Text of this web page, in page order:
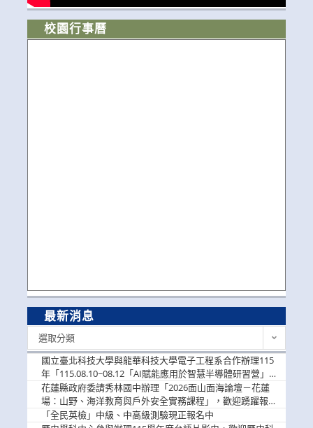
校園行事曆
最新消息
選取分類
國立臺北科技大學與龍華科技大學電子工程系合作辦理115
年「115.08.10~08.12「AI賦能應用於智慧半導體研習營」，
歡迎學生踴躍報名參加
花蓮縣政府委請秀林國中辦理「2026面山面海論壇－花蓮
場：山野、海洋教育與戶外安全實務課程」，歡迎踴躍報名
參加
「全民英檢」中級、中高級測驗現正報名中